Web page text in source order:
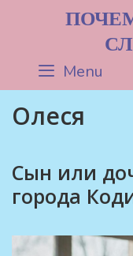
Menu
Олеся
Сын или
города